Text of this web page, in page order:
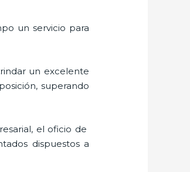
un servicio para
un excelente
superando
el oficio de
dispuestos a